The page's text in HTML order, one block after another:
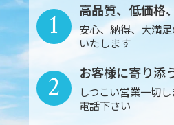
高品質、低価格
安心、納得、大満
いたします
1
お客様に寄り添
しつこい営業一切
電話下さい
2